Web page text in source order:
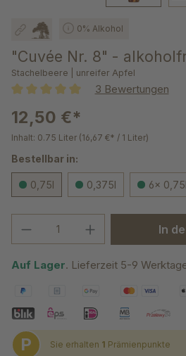
0% Alkohol
"Cuvée Nr. 8" -
Stachelbeere | unreifer Apfel
3 Bewertungen
12,50 €*
Inhalt: 0.75 Liter (16,67 €* / 1 Liter)
Bestellbar in:
0,75l 0,375l 6x 0,75l
Produkt Anzahl: Gib
In
Auf Lager. Lieferzeit 5-9
P Sie erhalten 1 Prämienpunkte